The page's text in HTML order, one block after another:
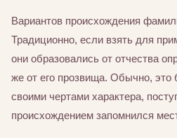
Вариантов происхождения
Традиционно, если взять для
они образовались от отчества
же от его прозвища. Обычно, это
своими чертами характера,
происхождением запомнился